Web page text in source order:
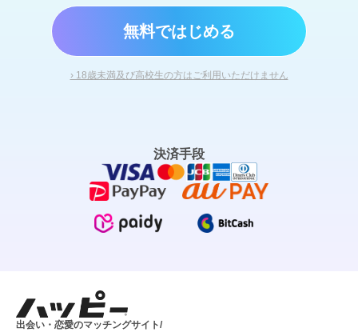
無料ではじめる
› 18歳未満及び高校生の方はご利用いただけません
決済手段
出会い・恋愛のマッチングサイト/